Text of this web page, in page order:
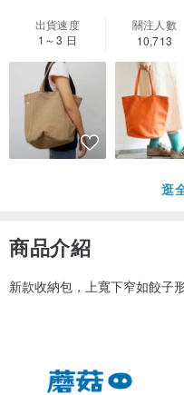
出貨速度
1～3 日
關注人數
10,713
逛
商品介紹
新款收納包，上寬下窄如餃子